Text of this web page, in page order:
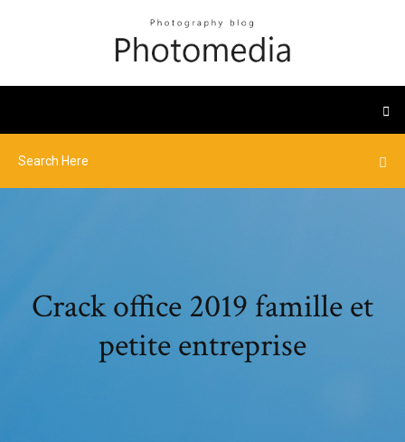
Crack office 2019 famille et
petite entreprise